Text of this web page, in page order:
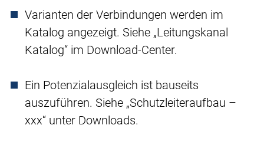
Varianten der Verbindungen werden im
Katalog angezeigt. Siehe „Leitungskanal
Katalog“ im Download-Center.
Ein Potenzialausgleich ist bauseits
auszuführen. Siehe „Schutzleiteraufbau –
xxx“ unter Downloads.